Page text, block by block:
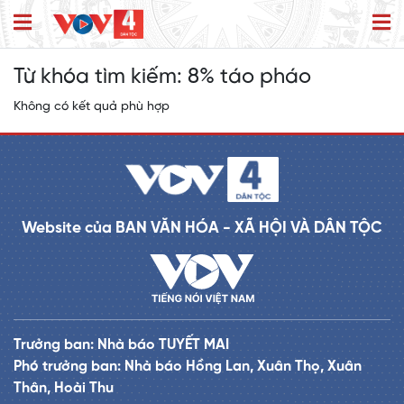
Từ khóa tìm kiếm: 8% táo pháo
Không có kết quả phù hợp
Website của BAN VĂN HÓA - XÃ HỘI VÀ DÂN TỘC
Trưởng ban: Nhà báo TUYẾT MAI
Phó trưởng ban: Nhà báo Hồng Lan, Xuân Thọ, Xuân
Thân, Hoài Thu